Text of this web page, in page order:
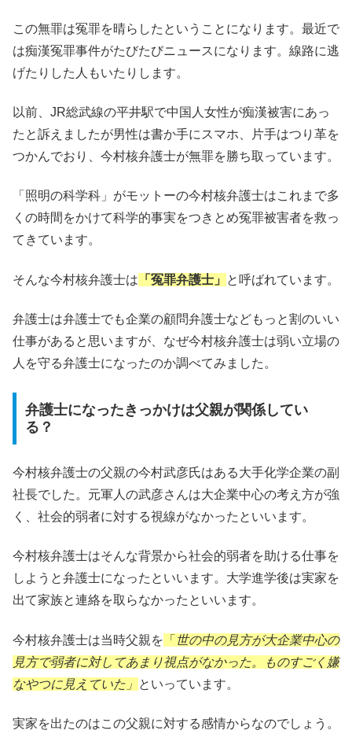
この無罪は冤罪を晴らしたということになります。最近で
は痴漢冤罪事件がたびたびニュースになります。線路に逃
げたりした人もいたりします。
以前、JR総武線の平井駅で中国人女性が痴漢被害にあっ
たと訴えましたが男性は書か手にスマホ、片手はつり革を
つかんでおり、今村核弁護士が無罪を勝ち取っています。
「照明の科学科」がモットーの今村核弁護士はこれまで多
くの時間をかけて科学的事実をつきとめ冤罪被害者を救っ
てきています。
そんな今村核弁護士は 「冤罪弁護士」 と呼ばれています。
弁護士は弁護士でも企業の顧問弁護士などもっと割のいい
仕事があると思いますが、なぜ今村核弁護士は弱い立場の
人を守る弁護士になったのか調べてみました。
弁護士になったきっかけは父親が関係してい
る？
今村核弁護士の父親の今村武彦氏はある大手化学企業の副
社長でした。元軍人の武彦さんは大企業中心の考え方が強
く、社会的弱者に対する視線がなかったといいます。
今村核弁護士はそんな背景から社会的弱者を助ける仕事を
しようと弁護士になったといいます。大学進学後は実家を
出て家族と連絡を取らなかったといいます。
今村核弁護士は当時父親を 「 世の中の見方が大企業中心の
見方で弱者に対してあまり視点がなかった。ものすごく嫌
なやつに見えていた」 といっています。
実家を出たのはこの父親に対する感情からなのでしょう。